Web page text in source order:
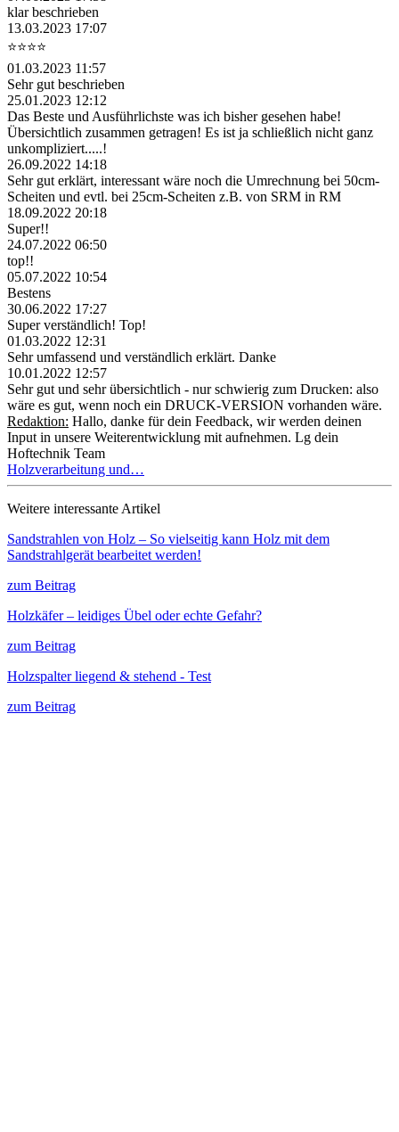
klar beschrieben
13.03.2023 17:07
⭐️⭐️⭐️⭐️
01.03.2023 11:57
Sehr gut beschrieben
25.01.2023 12:12
Das Beste und Ausführlichste was ich bisher gesehen habe!
Übersichtlich zusammen getragen! Es ist ja schließlich nicht ganz
unkompliziert.....!
26.09.2022 14:18
Sehr gut erklärt, interessant wäre noch die Umrechnung bei 50cm-
Scheiten und evtl. bei 25cm-Scheiten z.B. von SRM in RM
18.09.2022 20:18
Super!!
24.07.2022 06:50
top!!
05.07.2022 10:54
Bestens
30.06.2022 17:27
Super verständlich! Top!
01.03.2022 12:31
Sehr umfassend und verständlich erklärt. Danke
10.01.2022 12:57
Sehr gut und sehr übersichtlich - nur schwierig zum Drucken: also
wäre es gut, wenn noch ein DRUCK-VERSION vorhanden wäre.
Redaktion: Hallo, danke für dein Feedback, wir werden deinen
Input in unsere Weiterentwicklung mit aufnehmen. Lg dein
Hoftechnik Team
Holzverarbeitung und…
Weitere interessante Artikel
Sandstrahlen von Holz – So vielseitig kann Holz mit dem
Sandstrahlgerät bearbeitet werden!
zum Beitrag
Holzkäfer – leidiges Übel oder echte Gefahr?
zum Beitrag
Holzspalter liegend & stehend - Test
zum Beitrag